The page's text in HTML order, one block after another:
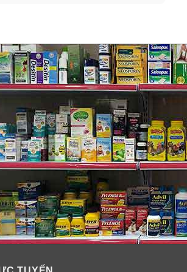
sữa Enfamil Non GMO
ý và cách bảo quản sữa
để pha hay hâm nóng sữa vì có
Dùng nhiều lần lượng sữa pha
thể gây hại. Nên loại bỏ phần sữa
mỗi bé mà gia giảm hoặc tăng